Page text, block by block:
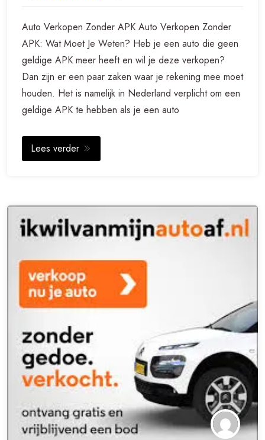
Auto Verkopen Zonder APK Auto Verkopen Zonder
APK: Wat Moet Je Weten? Heb je een auto die geen
geldige APK meer heeft en wil je deze verkopen?
Dan zijn er een paar zaken waar je rekening mee moet
houden. Het is namelijk in Nederland verplicht om een
geldige APK te hebben als je een auto
Lees verder